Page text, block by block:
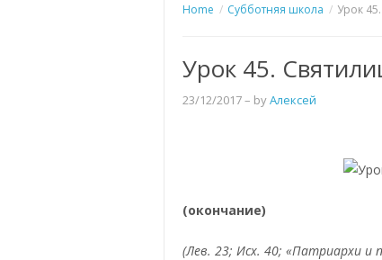
Home Субботняя школа Урок
Урок 45.
23/12/2017– byАлексей
(окончание)
(Лев. 23; Исх. 40; «Патриархи и